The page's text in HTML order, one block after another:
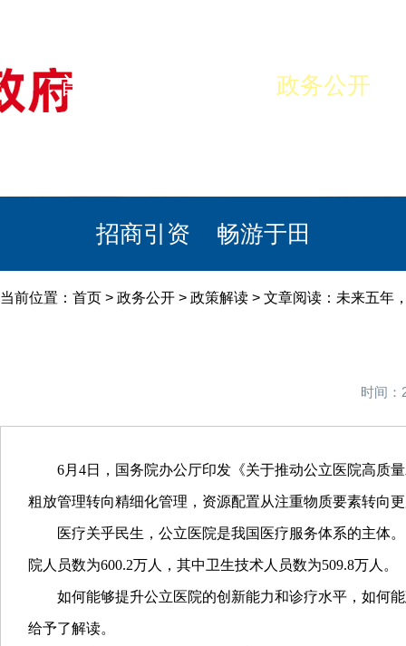
首页 政务公开
招商引资 畅游于田
当前位置： 首页 > 政务公开 > 政策解读 > 文章阅读：未来五年
时间：
6月4日，国务院办公厅印发《关于推动公立医院高质
粗放管理转向精细化管理，资源配置从注重物质要素转向
医疗关乎民生，公立医院是我国医疗服务体系的主体
院人员数为600.2万人，其中卫生技术人员数为509.8万人。
如何能够提升公立医院的创新能力和诊疗水平，如何
给予了解读。